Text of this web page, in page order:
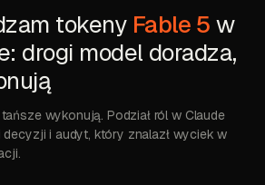
tokeny Fable 5 w
drogi model doradza,
wykonują. Podział ról w Claude
i audyt, który znalazł wyciek w